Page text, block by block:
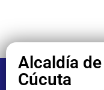
Alcaldía
Cúcuta